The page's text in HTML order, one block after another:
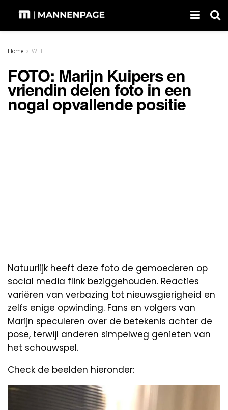
Home WTF
FOTO: Marijn Kuipers en
vriendin delen foto in een
nogal opvallende positie
Natuurlijk heeft deze foto de gemoederen op
social media flink beziggehouden. Reacties
variëren van verbazing tot nieuwsgierigheid en
zelfs enige opwinding. Fans en volgers van
Marijn speculeren over de betekenis achter de
pose, terwijl anderen simpelweg genieten van
het schouwspel.
Check de beelden hieronder: